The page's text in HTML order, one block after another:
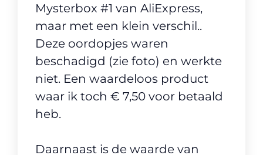
Mysterbox #1 van AliExpress,
maar met een klein verschil..
Deze oordopjes waren
beschadigd (zie foto) en werkte
niet. Een waardeloos product
waar ik toch € 7,50 voor betaald
heb.
Daarnaast is de waarde van